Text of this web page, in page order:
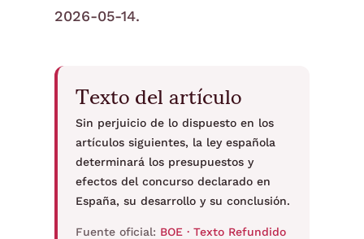
2026-05-14.
Texto del artículo
Sin perjuicio de lo dispuesto en los
artículos siguientes, la ley española
determinará los presupuestos y
efectos del concurso declarado en
España, su desarrollo y su conclusión.
Fuente oficial: BOE · Texto Refundido